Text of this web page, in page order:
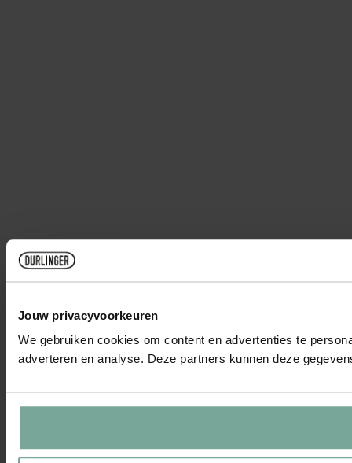
Jouw privacyvoorkeuren
We gebruiken cookies om content en advertenties te
adverteren en analyse. Deze partners kunnen deze